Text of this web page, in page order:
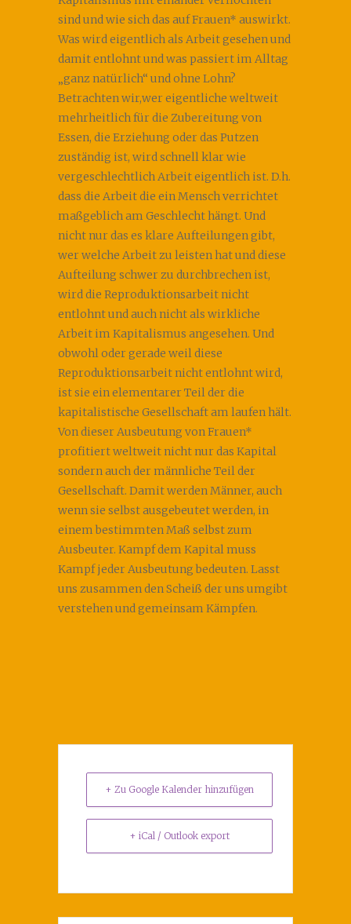
sind und wie sich das auf Frauen* auswirkt.
Was wird eigentlich als Arbeit gesehen und
damit entlohnt und was passiert im Alltag
„ganz natürlich“ und ohne Lohn?
Betrachten wir,wer eigentliche weltweit
mehrheitlich für die Zubereitung von
Essen, die Erziehung oder das Putzen
zuständig ist, wird schnell klar wie
vergeschlechtlich Arbeit eigentlich ist. D.h.
dass die Arbeit die ein Mensch verrichtet
maßgeblich am Geschlecht hängt. Und
nicht nur das es klare Aufteilungen gibt,
wer welche Arbeit zu leisten hat und diese
Aufteilung schwer zu durchbrechen ist,
wird die Reproduktionsarbeit nicht
entlohnt und auch nicht als wirkliche
Arbeit im Kapitalismus angesehen. Und
obwohl oder gerade weil diese
Reproduktionsarbeit nicht entlohnt wird,
ist sie ein elementarer Teil der die
kapitalistische Gesellschaft am laufen hält.
Von dieser Ausbeutung von Frauen*
profitiert weltweit nicht nur das Kapital
sondern auch der männliche Teil der
Gesellschaft. Damit werden Männer, auch
wenn sie selbst ausgebeutet werden, in
einem bestimmten Maß selbst zum
Ausbeuter. Kampf dem Kapital muss
Kampf jeder Ausbeutung bedeuten. Lasst
uns zusammen den Scheiß der uns umgibt
verstehen und gemeinsam Kämpfen.
+ Zu Google Kalender hinzufügen
+ iCal / Outlook export